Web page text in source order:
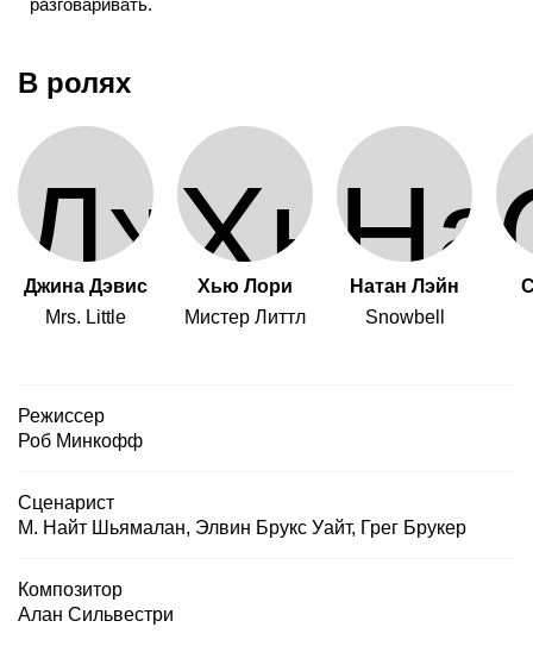
разговаривать.
веселые, а иногда и опасные приключения Стюарта
Литтла. За малышом охотятся все коты в округе, его
похищают мошенники, и чтобы вернуться домой, новому
члену семьи придется стать настоящим героем.
В ролях
Джина Дэвис
Mrs. Little
Хью Лори
Мистер Литтл
Натан Лэйн
Snowbell
Режиссер
Роб Минкофф
Сценарист
М. Найт Шьямалан, Элвин Брукс Уайт, Грег Брукер
Композитор
Алан Сильвестри